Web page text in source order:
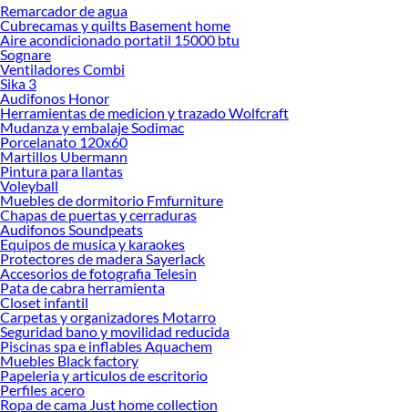
Remarcador de agua
Cubrecamas y quilts Basement home
Aire acondicionado portatil 15000 btu
Sognare
Ventiladores Combi
Sika 3
Audifonos Honor
Herramientas de medicion y trazado Wolfcraft
Mudanza y embalaje Sodimac
Porcelanato 120x60
Martillos Ubermann
Pintura para llantas
Voleyball
Muebles de dormitorio Fmfurniture
Chapas de puertas y cerraduras
Audifonos Soundpeats
Equipos de musica y karaokes
Protectores de madera Sayerlack
Accesorios de fotografia Telesin
Pata de cabra herramienta
Closet infantil
Carpetas y organizadores Motarro
Seguridad bano y movilidad reducida
Piscinas spa e inflables Aquachem
Muebles Black factory
Papeleria y articulos de escritorio
Perfiles acero
Ropa de cama Just home collection